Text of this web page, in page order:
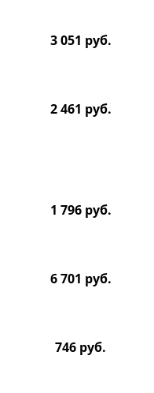
3 051 руб.
2 461 руб.
1 796 руб.
6 701 руб.
746 руб.